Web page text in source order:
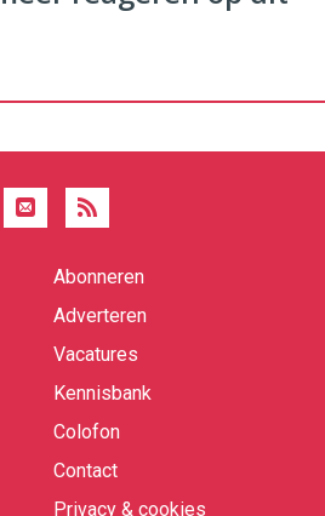
Abonneren
Adverteren
Vacatures
Kennisbank
Colofon
Contact
Privacy & cookies